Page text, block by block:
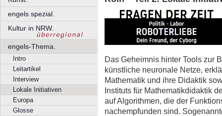
engels spezial.
Kultur in NRW.
engels-Thema.
Intro
Leitartikel
Interview
Lokale Initiativen
Europa
Glosse
Das Geheimnis hinter Tools zur
künstliche neuronale Netze,
Mathematik und ihre Didaktik
Instituts für Mathematikdidaktik
auf Algorithmen, die der
nachempfunden sind.